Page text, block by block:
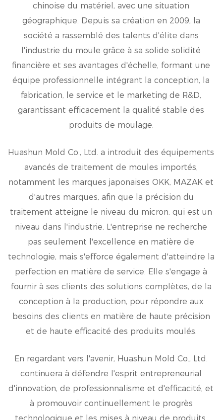
chinoise du matériel, avec une situation
géographique. Depuis sa création en 2009, la
société a rassemblé des talents d'élite dans
l'industrie du moule grâce à sa solide solidité
financière et ses avantages d'échelle, formant une
équipe professionnelle intégrant la conception, la
fabrication, le service et le marketing de R&D,
garantissant efficacement la qualité stable des
produits de moulage.
Huashun Mold Co., Ltd. a introduit des équipements
avancés de traitement de moules importés,
notamment les marques japonaises OKK, MAZAK et
d'autres marques, afin que la précision du
traitement atteigne le niveau du micron, qui est un
niveau dans l'industrie. L'entreprise ne recherche
pas seulement l'excellence en matière de
technologie, mais s'efforce également d'atteindre la
perfection en matière de service. Elle s'engage à
fournir à ses clients des solutions complètes, de la
conception à la production, pour répondre aux
besoins des clients en matière de haute précision
et de haute efficacité des produits moulés.
En regardant vers l'avenir, Huashun Mold Co., Ltd.
continuera à défendre l'esprit entrepreneurial
d'innovation, de professionnalisme et d'efficacité, et
à promouvoir continuellement le progrès